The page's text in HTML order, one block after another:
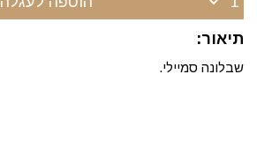
תיאור:
שבלונה סמיילי.